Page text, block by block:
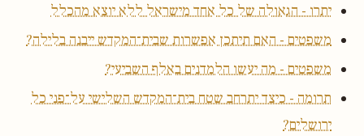
יתרו - הגאולה של כל אחד מישראל ללא יוצא מהכלל
משפטים - האם תיתכן אפשרות שבית־המקדש ייבנה בלילה?
משפטים - מה יעשו הלמדנים באלף השביעי?
תרומה - כיצד יתרחב שטח בית־המקדש השלישי על־פני כל
ירושלים?